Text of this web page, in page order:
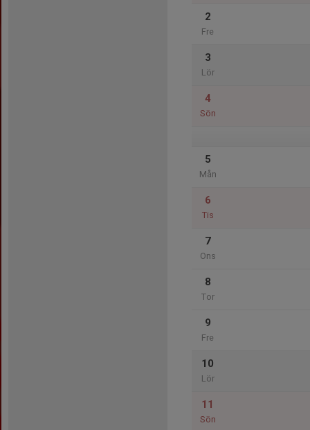
2
Fre
3
Lör
4
Sön
5
Mån
6
Tis
7
Ons
8
Tor
9
Fre
10
Lör
11
Sön